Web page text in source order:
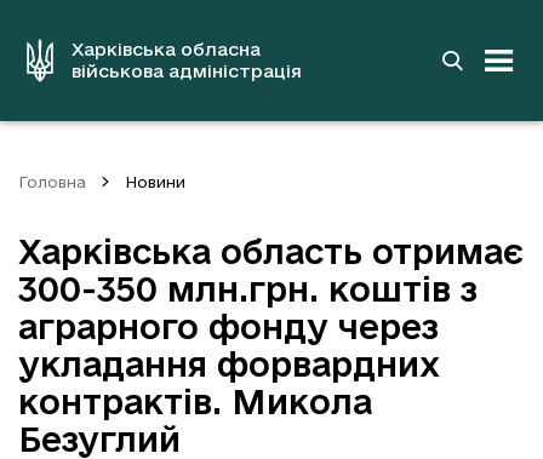
вмістуХарківська обласна
військова адміністрація
Головна Новини
Харківська область отримає
300-350 млн.грн. коштів з
аграрного фонду через
укладання форвардних
контрактів. Микола
Безуглий